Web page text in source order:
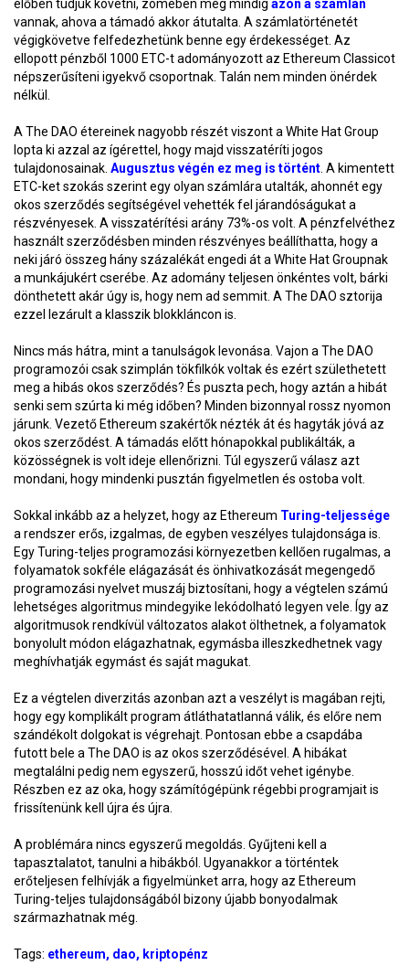
élőben tudjuk követni, zömében még mindig azon a számlán
vannak, ahova a támadó akkor átutalta. A számlatörténetét
végigkövetve felfedezhetünk benne egy érdekességet. Az
ellopott pénzből 1000 ETC-t adományozott az Ethereum Classicot
népszerűsíteni igyekvő csoportnak. Talán nem minden önérdek
nélkül.
A The DAO étereinek nagyobb részét viszont a White Hat Group
lopta ki azzal az ígérettel, hogy majd visszatéríti jogos
tulajdonosainak. Augusztus végén ez meg is történt . A kimentett
ETC-ket szokás szerint egy olyan számlára utalták, ahonnét egy
okos szerződés segítségével vehették fel járandóságukat a
részvényesek. A visszatérítési arány 73%-os volt. A pénzfelvéthez
használt szerződésben minden részvényes beállíthatta, hogy a
neki járó összeg hány százalékát engedi át a White Hat Groupnak
a munkájukért cserébe. Az adomány teljesen önkéntes volt, bárki
dönthetett akár úgy is, hogy nem ad semmit. A The DAO sztorija
ezzel lezárult a klasszik blokkláncon is.
Nincs más hátra, mint a tanulságok levonása. Vajon a The DAO
programozói csak szimplán tökfilkók voltak és ezért születhetett
meg a hibás okos szerződés? És puszta pech, hogy aztán a hibát
senki sem szúrta ki még időben? Minden bizonnyal rossz nyomon
járunk. Vezető Ethereum szakértők nézték át és hagyták jóvá az
okos szerződést. A támadás előtt hónapokkal publikálták, a
közösségnek is volt ideje ellenőrizni. Túl egyszerű válasz azt
mondani, hogy mindenki pusztán figyelmetlen és ostoba volt.
Sokkal inkább az a helyzet, hogy az Ethereum Turing-teljessége
a rendszer erős, izgalmas, de egyben veszélyes tulajdonsága is.
Egy Turing-teljes programozási környezetben kellően rugalmas, a
folyamatok sokféle elágazását és önhivatkozását megengedő
programozási nyelvet muszáj biztosítani, hogy a végtelen számú
lehetséges algoritmus mindegyike lekódolható legyen vele. Így az
algoritmusok rendkívül változatos alakot ölthetnek, a folyamatok
bonyolult módon elágazhatnak, egymásba illeszkedhetnek vagy
meghívhatják egymást és saját magukat.
Ez a végtelen diverzitás azonban azt a veszélyt is magában rejti,
hogy egy komplikált program átláthatatlanná válik, és előre nem
szándékolt dolgokat is végrehajt. Pontosan ebbe a csapdába
futott bele a The DAO is az okos szerződésével. A hibákat
megtalálni pedig nem egyszerű, hosszú időt vehet igénybe.
Részben ez az oka, hogy számítógépünk régebbi programjait is
frissítenünk kell újra és újra.
A problémára nincs egyszerű megoldás. Gyűjteni kell a
tapasztalatot, tanulni a hibákból. Ugyanakkor a történtek
erőteljesen felhívják a figyelmünket arra, hogy az Ethereum
Turing-teljes tulajdonságából bizony újabb bonyodalmak
származhatnak még.
Tags: ethereum dao kriptopénz